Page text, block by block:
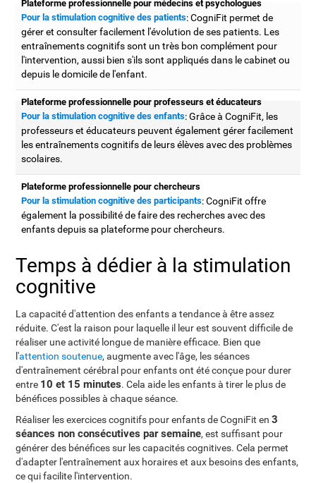
Plateforme professionnelle pour médecins et psychologues
Pour la stimulation cognitive des patients: CogniFit permet de
gérer et consulter facilement l'évolution de ses patients. Les
entraînements cognitifs sont un très bon complément pour
l'intervention, aussi bien s'ils sont appliqués dans le cabinet ou
depuis le domicile de l'enfant.
Plateforme professionnelle pour professeurs et éducateurs
Pour la stimulation cognitive des enfants: Grâce à CogniFit, les
professeurs et éducateurs peuvent également gérer facilement
les entraînements cognitifs de leurs élèves avec des problèmes
scolaires.
Plateforme professionnelle pour chercheurs
Pour la stimulation cognitive des participants: CogniFit offre
également la possibilité de faire des recherches avec des
enfants depuis sa plateforme pour chercheurs.
Temps à dédier à la stimulation
cognitive
La capacité d'attention des enfants a tendance à être assez
réduite. C'est la raison pour laquelle il leur est souvent difficile de
réaliser une activité longue de manière efficace. Bien que
l'attention soutenue, augmente avec l'âge, les séances
d'entraînement cérébral pour enfants ont été conçue pour durer
entre 10 et 15 minutes. Cela aide les enfants à tirer le plus de
bénéfices possibles à chaque séance.
Réaliser les exercices cognitifs pour enfants de CogniFit en3
séances non consécutives par semaine, est suffisant pour
générer des bénéfices sur les capacités cognitives. Cela permet
d'adapter l'entraînement aux horaires et aux besoins des enfants,
ce qui facilite l'intervention.